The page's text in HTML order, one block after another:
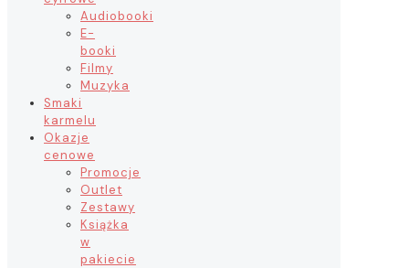
Audiobooki
E-
booki
Filmy
Muzyka
Smaki
karmelu
Okazje
cenowe
Promocje
Outlet
Zestawy
Książka
w
pakiecie